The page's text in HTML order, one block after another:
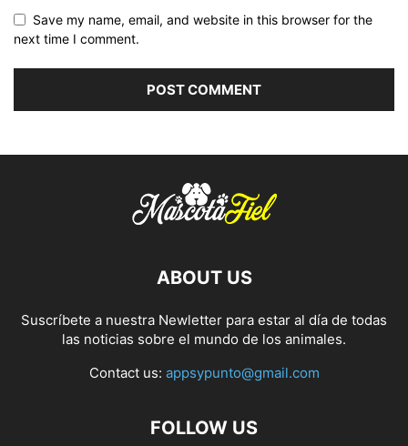
Save my name, email, and website in this browser for the
next time I comment.
ABOUT US
Suscríbete a nuestra Newletter para estar al día de todas
las noticias sobre el mundo de los animales.
Contact us: appsypunto@gmail.com
FOLLOW US